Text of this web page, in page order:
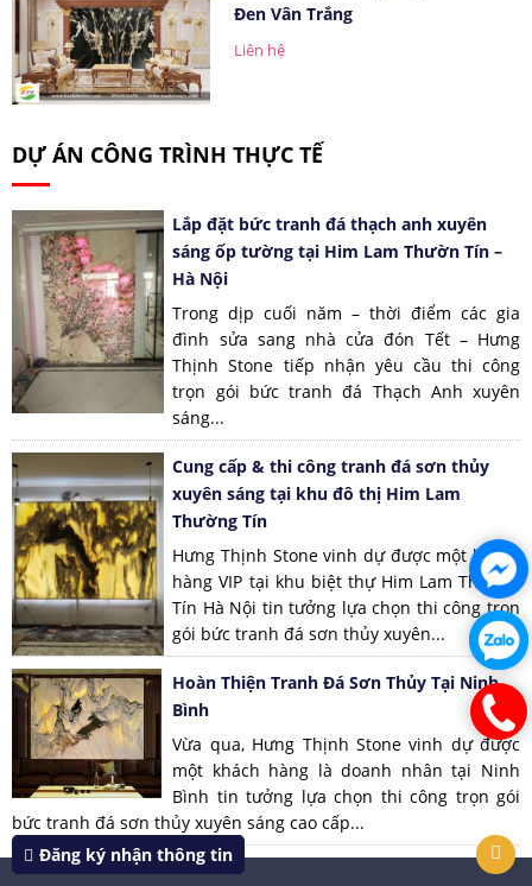
Đen Vân Trắng
Liên hệ
DỰ ÁN CÔNG TRÌNH THỰC TẾ
Lắp đặt bức tranh đá thạch anh xuyên
sáng ốp tường tại Him Lam Thườn Tín –
Hà Nội
Trong dịp cuối năm – thời điểm các gia
đình sửa sang nhà cửa đón Tết – Hưng
Thịnh Stone tiếp nhận yêu cầu thi công
trọn gói bức tranh đá Thạch Anh xuyên
sáng...
Cung cấp & thi công tranh đá sơn thủy
xuyên sáng tại khu đô thị Him Lam
Thường Tín
Hưng Thịnh Stone vinh dự được một khách
hàng VIP tại khu biệt thự Him Lam Thường
Tín Hà Nội tin tưởng lựa chọn thi công trọn
gói bức tranh đá sơn thủy xuyên...
Hoàn Thiện Tranh Đá Sơn Thủy Tại Ninh
Bình
Vừa qua, Hưng Thịnh Stone vinh dự được
một khách hàng là doanh nhân tại Ninh
Bình tin tưởng lựa chọn thi công trọn gói
bức tranh đá sơn thủy xuyên sáng cao cấp...
Đăng ký nhận thông tin